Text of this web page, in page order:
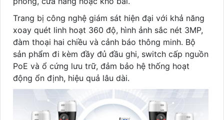
Trang bị công nghệ giám sát hiện đại với khả năng
xoay quét linh hoạt 360 độ, hình ảnh sắc nét 3MP,
đàm thoại hai chiều và cảnh báo thông minh. Bộ
sản phẩm đi kèm đầy đủ đầu ghi, switch cấp nguồn
PoE và ổ cứng lưu trữ, đảm bảo hệ thống hoạt
động ổn định, hiệu quả lâu dài.